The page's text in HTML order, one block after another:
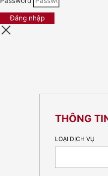
Đăng nhập
THÔNG
LOẠI DỊCH VỤ